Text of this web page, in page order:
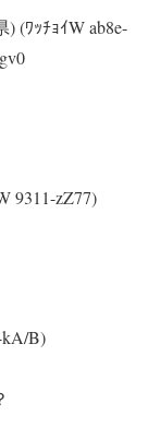
(ﾜｯﾁｮｲW ab8e-
9311-zZ77)
kA/B)